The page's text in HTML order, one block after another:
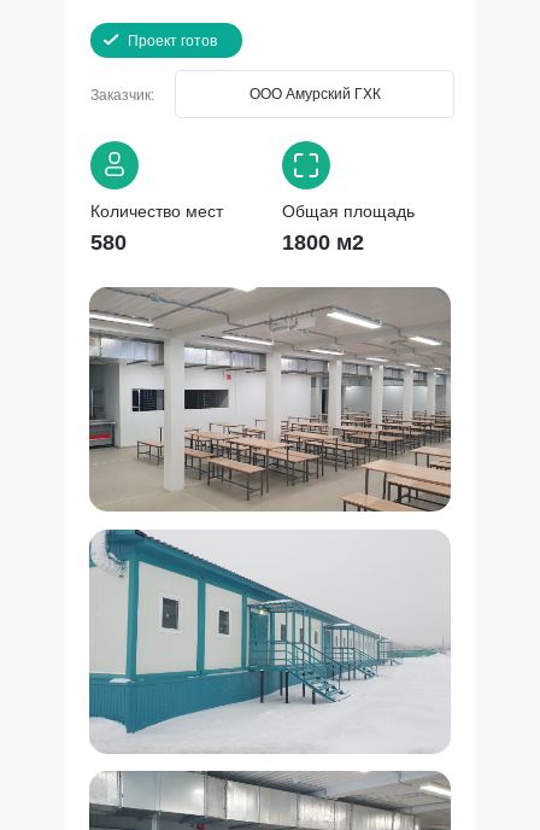
1800 м2
Заказчик:
Общая площадь
ООО Амурский ГХК
580
Количество мест
Проект готов